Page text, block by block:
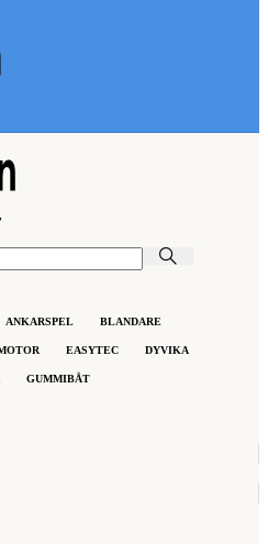
ANKARSPEL BLANDARE
EASYTEC DYVIKA
GUMMIBÅT